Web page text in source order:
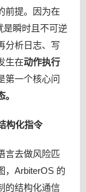
前提。因为在
是瞬时且不可逆
分析日志、写
生在动作执行
第一个核心问
构化指令
言去做风险匹
，ArbiterOS 的
的结构化通信